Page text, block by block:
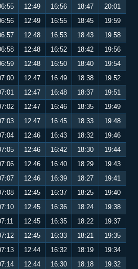
12:49 16:56 18:47
20:01
12:49 16:55 18:45
19:59
12:48 16:53 18:43
19:58
12:48 16:52 18:42
19:56
12:48 16:50 18:40
19:54
12:47 16:49 18:38
19:52
12:47 16:48 18:37
19:51
12:47 16:46 18:35
19:49
12:47 16:45 18:33
19:48
12:46 16:43 18:32
19:46
12:46 16:42 18:30
19:44
12:46 16:40 18:29
19:43
12:46 16:39 18:27
19:41
12:45 16:37 18:25
19:40
12:45 16:36 18:24
19:38
12:45 16:35 18:22
19:37
12:45 16:33 18:21
19:35
12:44 16:32 18:19
19:34
12:44 16:30 18:18
19:32